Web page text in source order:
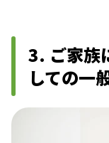
3. ご家族
しての一